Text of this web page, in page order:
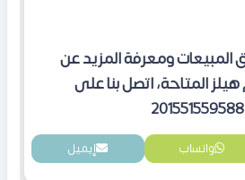
المبيعات ومعرفة المزيد عن
المتاحة، اتصل بنا على
واتساب إيميل